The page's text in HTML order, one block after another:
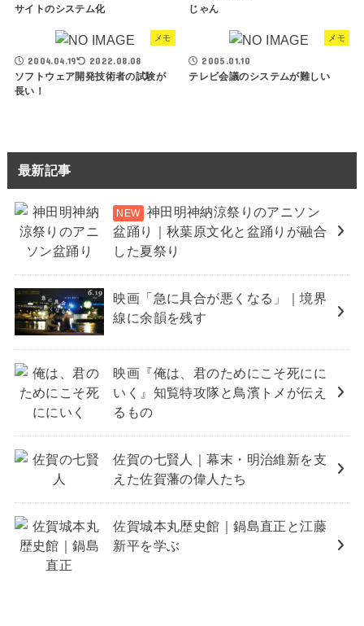
サイトのシステム化 じゃん
メモ
2004.04.19 2022.08.08
ソフトウェア開発技術者の試験が
長い！
メモ
2005.01.10
テレビ会議のシステムが難しい
最新記事
神田明神納涼祭りのアニソン
盆踊り｜秋葉原文化と盆踊りが融合
した夏祭り
映画「急に具合が悪くなる」｜境界
線に余韻を残す
映画『俺は、君のためにこそ死にに
いく』知覧特攻隊と鳥濱トメが伝え
るもの
佐賀の七賢人｜幕末・明治維新を支
えた佐賀藩の偉人たち
佐賀城本丸歴史館｜鍋島直正と江藤
新平を学ぶ